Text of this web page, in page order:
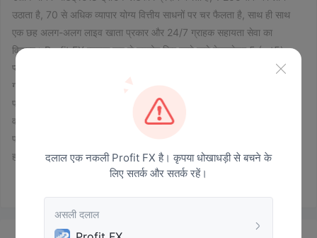
उठाता है, 70 से अधिक व्यापार योग्य वित्तीय साधनों पर चर फैलता है, साथ ही साथ
एक छह अलग-अलग लाइव खाता प्रकार और 24/7 ग्राहक सहायता सेवा का
विकल्प। Profit FX व्यापक रूप से उपयोग किए जाने वाले मेटाट्रेडर 5 (mt5)
प्लेटफॉर्म के प्राथमिक विकल्प के साथ उन्नत ट्रेडिंग प्लेटफॉर्म के माध्यम से अपने
ग्राहकों को बेहतर ट्रेडिंग अनुभव प्रदान करना है। ब्रोकर कई प्रकार के खाता
प्रदान करता है, जैसे कि स्टार्टर, प्रो और प्राइम, विभिन्न स्तरों के अनुभव और पूंजी
वाले व्यापारियों के लिए। इसके अलावा, ब्रोकर डेमो अकाउंट भी प्रदान करता है। यह
प्रतिस्पर्धी स्प्रेड, कमीशन-मुक्त ट्रेडिंग और 1:200 तक का लाभ प्रदान करता है।
हालाँकि, यह ध्यान रखना महत्वपूर्ण है Profit FX एक बिना लाइसेंस वाला ब्रोकर है,
जो धन की सुरक्षा और सुरक्षा के संबंध में जोखिम और चिंताएं पैदा कर सकता है।
गतिविधियों में शामिल होने से पहले पूरी तरह से शोध करना चाहिए Profit FX .
दलाल एक नकली Profit FX है। कृपया धोखाधड़ी से बचने के
लिए सतर्क और सतर्क रहें।
असली दलाल